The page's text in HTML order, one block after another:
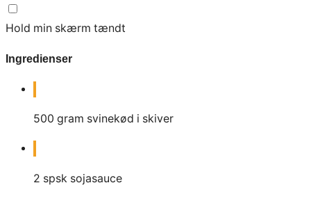
Hold min skærm tændt
Ingredienser
500 gram svinekød i skiver
2 spsk sojasauce